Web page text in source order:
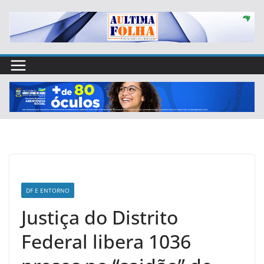
content
DF E ENTORNO
Justiça do Distrito
Federal libera 1036